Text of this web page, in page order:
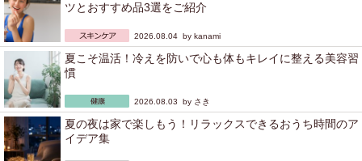
ツとおすすめ品3選をご紹介
2026.08.04 by kanami
夏こそ温活！冷えを防いで心も体もキレイに整える美容習
慣
2026.08.03 by さき
夏の夜は家で楽しもう！リラックスできるおうち時間のア
イデア集